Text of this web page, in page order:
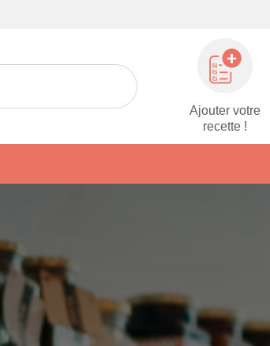
Ajouter votre
recette !